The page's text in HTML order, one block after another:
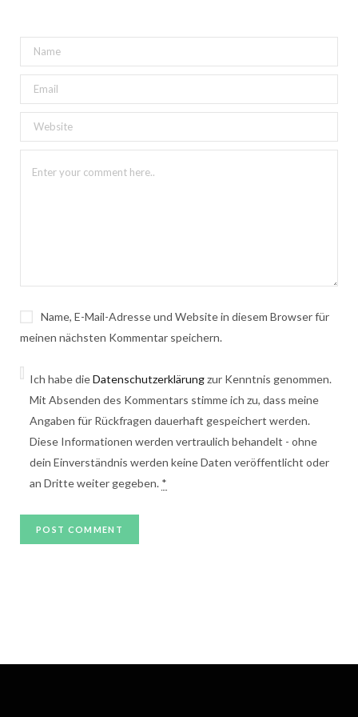
Name, E-Mail-Adresse und Website in diesem Browser für
meinen nächsten Kommentar speichern.
Ich habe dieDatenschutzerklärungzur Kenntnis genommen.
Mit Absenden des Kommentars stimme ich zu, dass meine
Angaben für Rückfragen dauerhaft gespeichert werden.
Diese Informationen werden vertraulich behandelt - ohne
dein Einverständnis werden keine Daten veröffentlicht oder
an Dritte weiter gegeben. *